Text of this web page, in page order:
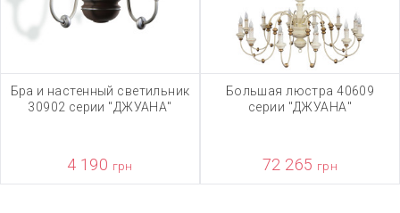
Бра и настенный светильник
30902 серии "ДЖУАНА"
4 190 грн
Большая люстра 40609
серии "ДЖУАНА"
72 265 грн